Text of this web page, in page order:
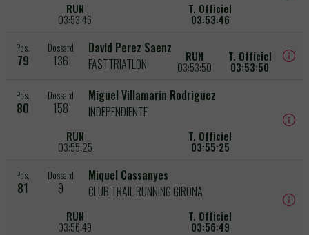
RUN
03:53:46
T. Officiel
03:53:46
Pos.
79
Dossard
136
David Perez Saenz
FASTTRIATLON
RUN
03:53:50
T. Officiel
03:53:50
Pos.
80
Dossard
158
Miguel Villamarin Rodriguez
INDEPENDIENTE
RUN
03:55:25
T. Officiel
03:55:25
Pos.
81
Dossard
9
Miquel Cassanyes
CLUB TRAIL RUNNING GIRONA
RUN
03:56:49
T. Officiel
03:56:49